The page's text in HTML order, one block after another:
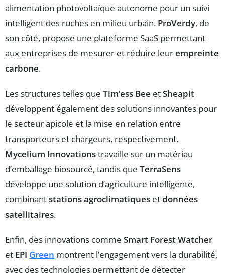
alimentation photovoltaïque autonome pour un suivi
intelligent des ruches en milieu urbain. ProVerdy, de
son côté, propose une plateforme SaaS permettant
aux entreprises de mesurer et réduire leurempreinte
carbone.
Les structures telles que Tim’ess Bee etSheapit
développent également des solutions innovantes pour
le secteur apicole et la mise en relation entre
transporteurs et chargeurs, respectivement.
Mycelium Innovationstravaille sur un matériau
d’emballage biosourcé, tandis que TerraSens
développe une solution d’agriculture intelligente,
combinantstations agroclimatiques etdonnées
satellitaires.
Enfin, des innovations comme Smart Forest Watcher
et EPI Green montrent l’engagement vers la durabilité,
avec des technologies permettant de détecter